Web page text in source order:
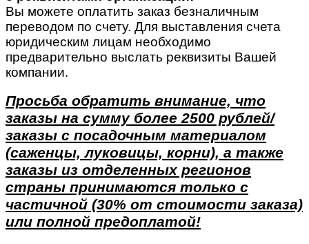
Вы можете оплатить заказ безналичным
переводом по счету. Для выставления счета
юридическим лицам необходимо
предварительно выслать реквизиты Вашей
компании.
Просьба обратить внимание, что
заказы на сумму более 2500 рублей/
заказы с посадочным материалом
(саженцы, луковицы, корни), а также
заказы из отделенных регионов
страны принимаются только с
частичной (30% от стоимости заказа)
или полной предоплатой!